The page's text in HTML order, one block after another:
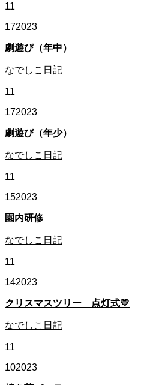
11
172023
劇遊び（年中）
なでしこ日記
11
172023
劇遊び（年少）
なでしこ日記
11
152023
園内研修
なでしこ日記
11
142023
クリスマスツリー 点灯式💛
なでしこ日記
11
102023